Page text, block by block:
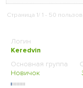
Страница 1/ 1 - 50
Keredvin
Новичок